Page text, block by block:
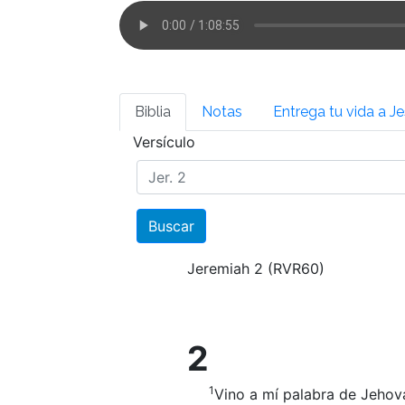
Biblia Notas Entrega tu vida a